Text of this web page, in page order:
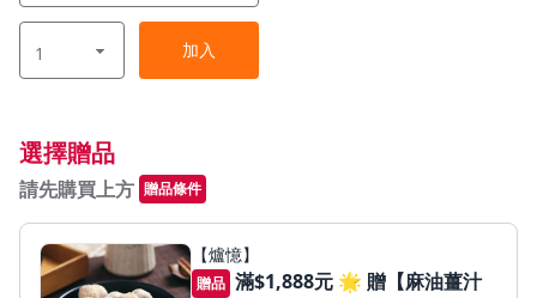
加入
選擇贈品
請先購買上方 贈品條件
【爐憶】
贈品 滿$1,888元 🌟 贈【麻油薑汁